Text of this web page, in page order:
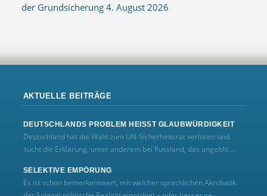
der Grundsicherung 4. August 2026
AKTUELLE BEITRÄGE
DEUTSCHLANDS PROBLEM HEISST GLAUBWÜRDIGKEIT
Deutschland hat die Wahl zum UN‑Sicherheitsrat verloren und
sucht die Erklärung, unter anderem bei Russland, das angeblic...
SELEKTIVE EMPÖRUNG
Es ist schon bemerkenswert, mit welcher sprachlichen Akrobatik